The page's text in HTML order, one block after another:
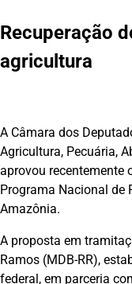
Recuperação
agricultura
A Câmara dos
Agricultura, Pecuária,
aprovou recentemente
Programa Nacional de
Amazônia.
A proposta em
Ramos (MDB-RR),
federal, em parceria